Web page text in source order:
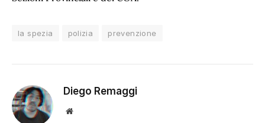
la spezia polizia prevenzione
Diego Remaggi
Sito